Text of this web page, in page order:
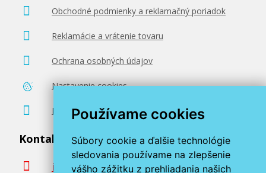
Používame cookies
Súbory cookie a ďalšie technológie
sledovania používame na zlepšenie
vášho zážitku z prehliadania našich
Obchodné podmienky a reklamačný poriadok
Reklamácie a vrátenie tovaru
Ochrana osobných údajov
Nastavenie cookies
Poradenstvo zadarmo
Kontaktujte nás
info@miroluk.sk